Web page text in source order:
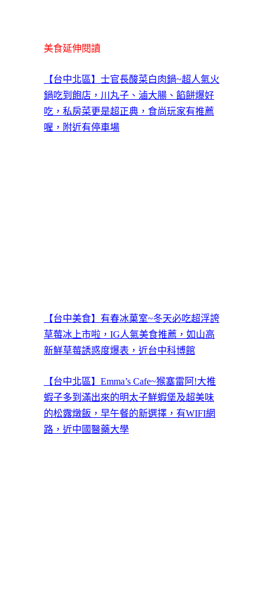
美食延伸閱讀
【台中北區】士官長酸菜白肉鍋~超人氣火
鍋吃到飽店，川丸子、滷大腸、餡餅爆好
吃，私房菜更是超正典，食尚玩家有推薦
喔，附近有停車場
【台中美食】有春冰菓室~冬天必吃超浮誇
草莓冰上市啦，IG人氣美食推薦，如山高
新鮮草莓誘惑度爆表，近台中科博館
【台中北區】Emma’s Cafe~猴塞雷阿!大推
蝦子多到滿出來的明太子鮮蝦堡及超美味
的松露燉飯，早午餐的新選擇，有WIFI網
路，近中國醫藥大學